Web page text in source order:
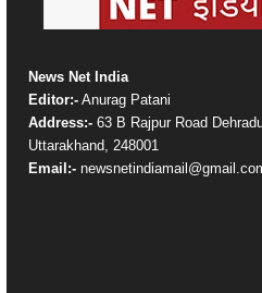
News Net India
Editor:-Anurag Patani
Address:-63 B Rajpur Road
Uttarakhand, 248001
Email:-